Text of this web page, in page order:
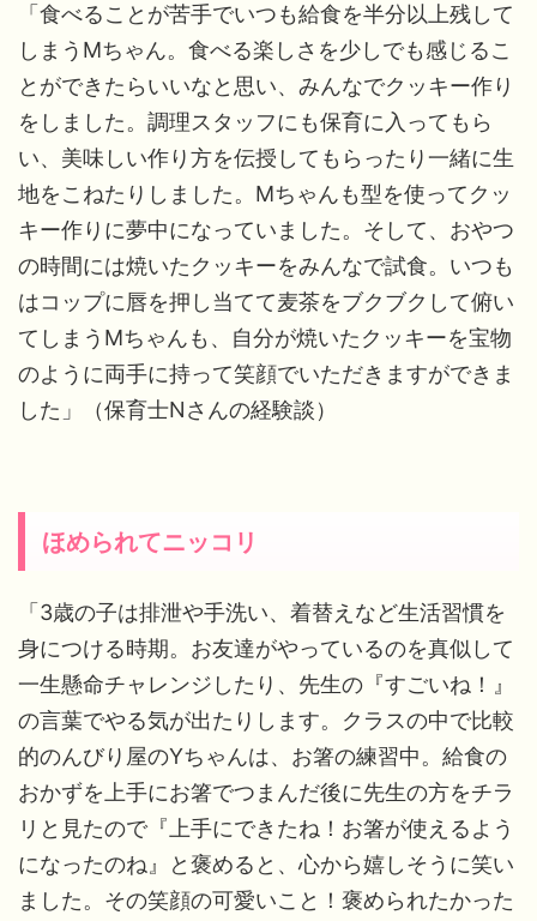
「食べることが苦手でいつも給食を半分以上残して
しまうMちゃん。食べる楽しさを少しでも感じるこ
とができたらいいなと思い、みんなでクッキー作り
をしました。調理スタッフにも保育に入ってもら
い、美味しい作り方を伝授してもらったり一緒に生
地をこねたりしました。Mちゃんも型を使ってクッ
キー作りに夢中になっていました。そして、おやつ
の時間には焼いたクッキーをみんなで試食。いつも
はコップに唇を押し当てて麦茶をブクブクして俯い
てしまうMちゃんも、自分が焼いたクッキーを宝物
のように両手に持って笑顔でいただきますができま
した」（保育士Nさんの経験談）
ほめられてニッコリ
「3歳の子は排泄や手洗い、着替えなど生活習慣を
身につける時期。お友達がやっているのを真似して
一生懸命チャレンジしたり、先生の『すごいね！』
の言葉でやる気が出たりします。クラスの中で比較
的のんびり屋のYちゃんは、お箸の練習中。給食の
おかずを上手にお箸でつまんだ後に先生の方をチラ
リと見たので『上手にできたね！お箸が使えるよう
になったのね』と褒めると、心から嬉しそうに笑い
ました。その笑顔の可愛いこと！褒められたかった